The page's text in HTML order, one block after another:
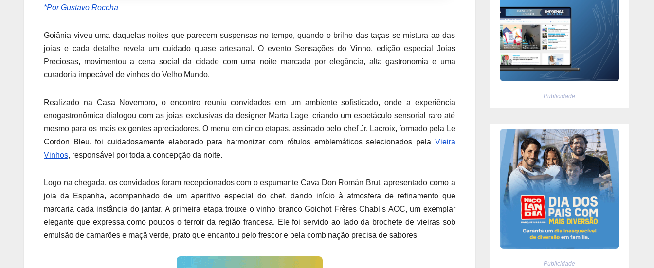
*Por Gustavo Roccha
Goiânia viveu uma daquelas noites que parecem suspensas no tempo, quando o brilho das taças se mistura ao das
joias e cada detalhe revela um cuidado quase artesanal. O evento Sensações do Vinho, edição especial Joias
Preciosas, movimentou a cena social da cidade com uma noite marcada por elegância, alta gastronomia e uma
curadoria impecável de vinhos do Velho Mundo.
Realizado na Casa Novembro, o encontro reuniu convidados em um ambiente sofisticado, onde a experiência
enogastronômica dialogou com as joias exclusivas da designer Marta Lage, criando um espetáculo sensorial raro até
mesmo para os mais exigentes apreciadores. O menu em cinco etapas, assinado pelo chef Jr. Lacroix, formado pela Le
Cordon Bleu, foi cuidadosamente elaborado para harmonizar com rótulos emblemáticos selecionados pela Vieira
Vinhos, responsável por toda a concepção da noite.
Logo na chegada, os convidados foram recepcionados com o espumante Cava Don Román Brut, apresentado como a
joia da Espanha, acompanhado de um aperitivo especial do chef, dando início à atmosfera de refinamento que
marcaria cada instância do jantar. A primeira etapa trouxe o vinho branco Goichot Frères Chablis AOC, um exemplar
elegante que expressa como poucos o terroir da região francesa. Ele foi servido ao lado da brochete de vieiras sob
emulsão de camarões e maçã verde, prato que encantou pelo frescor e pela combinação precisa de sabores.
Publicidade
Publicidade